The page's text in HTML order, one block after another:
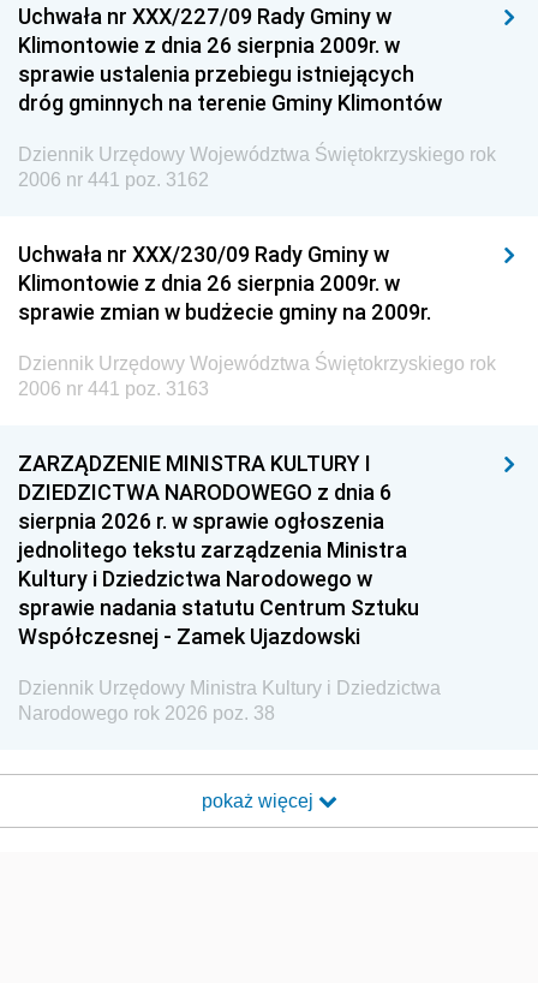
Uchwała nr XXX/227/09 Rady Gminy w
Klimontowie z dnia 26 sierpnia 2009r. w
sprawie ustalenia przebiegu istniejących
dróg gminnych na terenie Gminy Klimontów
Dziennik Urzędowy Województwa Świętokrzyskiego rok
2006 nr 441 poz. 3162
Uchwała nr XXX/230/09 Rady Gminy w
Klimontowie z dnia 26 sierpnia 2009r. w
sprawie zmian w budżecie gminy na 2009r.
Dziennik Urzędowy Województwa Świętokrzyskiego rok
2006 nr 441 poz. 3163
ZARZĄDZENIE MINISTRA KULTURY I
DZIEDZICTWA NARODOWEGO z dnia 6
sierpnia 2026 r. w sprawie ogłoszenia
jednolitego tekstu zarządzenia Ministra
Kultury i Dziedzictwa Narodowego w
sprawie nadania statutu Centrum Sztuku
Współczesnej - Zamek Ujazdowski
Dziennik Urzędowy Ministra Kultury i Dziedzictwa
Narodowego rok 2026 poz. 38
pokaż więcej